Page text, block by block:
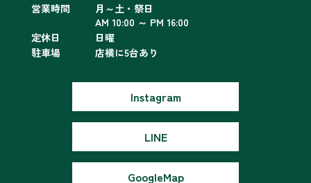
営業時間
月～土・祭日
AM 10:00 ～ PM 16:00
定休日
日曜
駐車場
店横に5台あり
Instagram
LINE
GoogleMap